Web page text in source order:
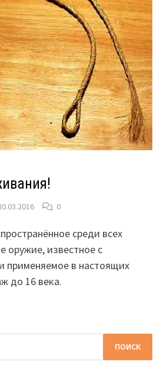
0
среди всех
оружие, известное с
применяемое в настоящих
до 16 века.